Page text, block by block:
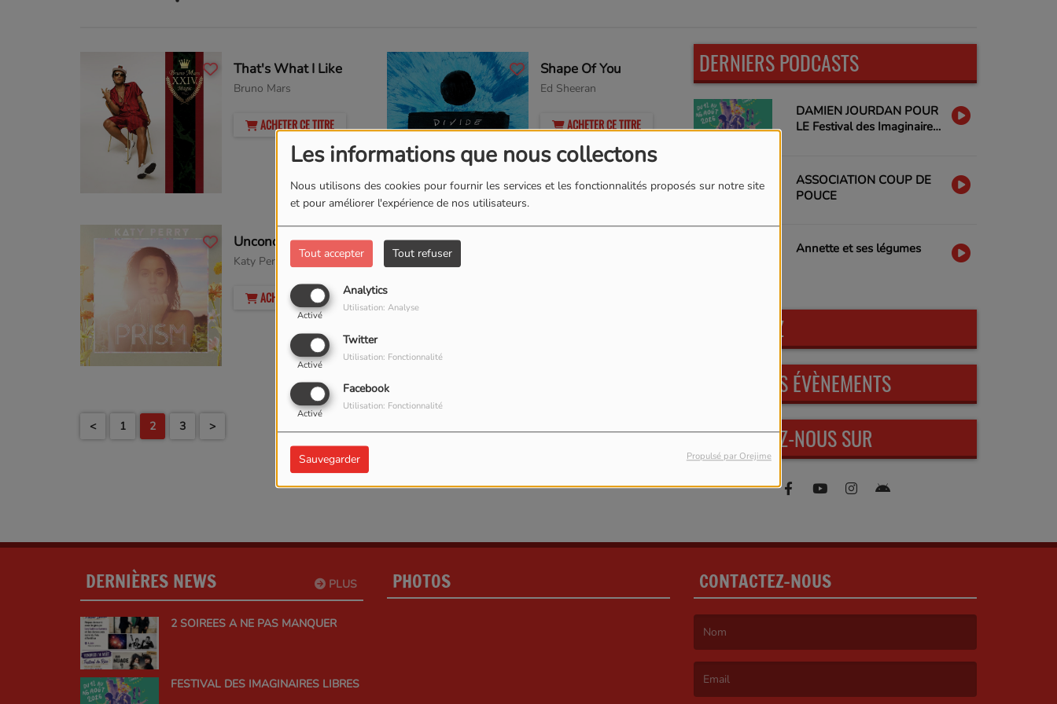
Les informations que nous collectons
Nous utilisons des cookies pour fournir les services et les fonctionnalités proposés sur notre site
et pour améliorer l'expérience de nos utilisateurs.
Tout accepter Tout refuser
Analytics
Activé
Utilisation: Analyse
Twitter
Activé
Utilisation: Fonctionnalité
Facebook
Activé
Utilisation: Fonctionnalité
Sauvegarder Propulsé par Orejime
That's What I Like
Bruno Mars
ACHETER CE TITRE
Shape Of You
Ed Sheeran
ACHETER CE TITRE
Unconditionally
Katy Perry
ACHETER CE TITRE
< 1 2 3 >
DERNIERS PODCASTS
DAMIEN JOURDAN POUR
LE Festival des Imaginaires
ASSOCIATION COUP DE
POUCE
Annette et ses légumes
PARTICIPEZ
PROCHAINS ÉVÈNEMENTS
RETROUVEZ-NOUS SUR
PLUS
DERNIÈRES NEWS
2 SOIREES A NE PAS MANQUER
FESTIVAL DES IMAGINAIRES LIBRES
PHOTOS CONTACTEZ-NOUS